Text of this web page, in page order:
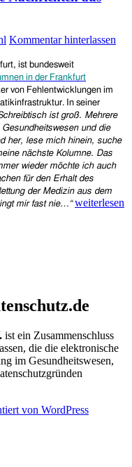
Kommentar hinterlassen
ist bundesweit
in der Frankfurt
von Fehlentwicklungen im
In seiner
ist groß. Mehrere
und die
her, lese mich hinein, suche
nächste Kolumne. Das
wieder möchte ich auch
für den Erhalt des
der Medizin aus dem
mir fast nie…“ Dr.
weiterlesen
e.V.
ist ein Zusammenschluss
die die elektronische
im Gesundheitswesen,
von WordPress